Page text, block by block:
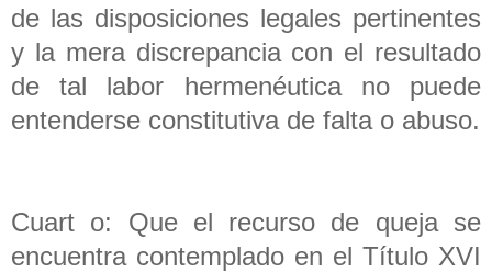
de las disposiciones legales pertinentes
y la mera discrepancia con el resultado
de tal labor hermenéutica no puede
entenderse constitutiva de falta o abuso.
Cuart o: Que el recurso de queja se
encuentra contemplado en el Título XVI